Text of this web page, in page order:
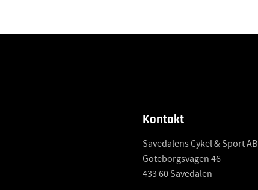
Kontakt
Sävedalens Cykel & Sport AB
Göteborgsvägen 46
433 60 Sävedalen